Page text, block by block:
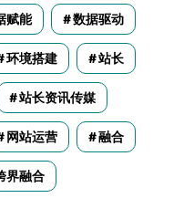
赋能 数据驱动
环境搭建 站长
站长资讯传媒
网站运营 融合
界融合